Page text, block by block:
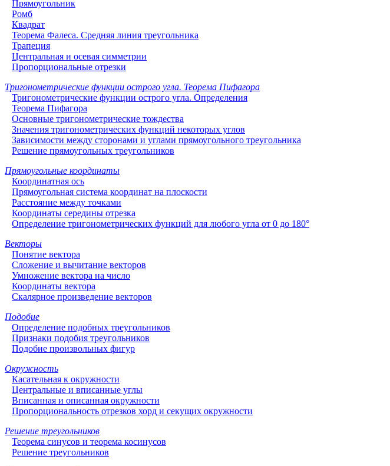
Прямоугольник
Ромб
Квадрат
Теорема Фалеса. Средняя линия треугольника
Трапеция
Центральная и осевая симметрии
Пропорциональные отрезки
Тригонометрические функции острого угла. Теорема Пифагора
Тригонометрические функции острого угла. Определения
Теорема Пифагора
Основные тригонометрические тождества
Значения тригонометрических функций некоторых углов
Зависимости между сторонами и углами прямоугольного треугольника
Решение прямоугольных треугольников
Прямоугольные координаты
Координатная ось
Прямоугольная система координат на плоскости
Расстояние между точками
Координаты середины отрезка
Определение тригонометрических функций для любого угла от 0 до 180°
Векторы
Понятие вектора
Сложение и вычитание векторов
Умножение вектора на число
Координаты вектора
Скалярное произведение векторов
Подобие
Определение подобных треугольников
Признаки подобия треугольников
Подобие произвольных фигур
Окружность
Касательная к окружности
Центральные и вписанные углы
Вписанная и описанная окружности
Пропорциональность отрезков хорд и секущих окружности
Решение треугольников
Теорема синусов и теорема косинусов
Решение треугольников